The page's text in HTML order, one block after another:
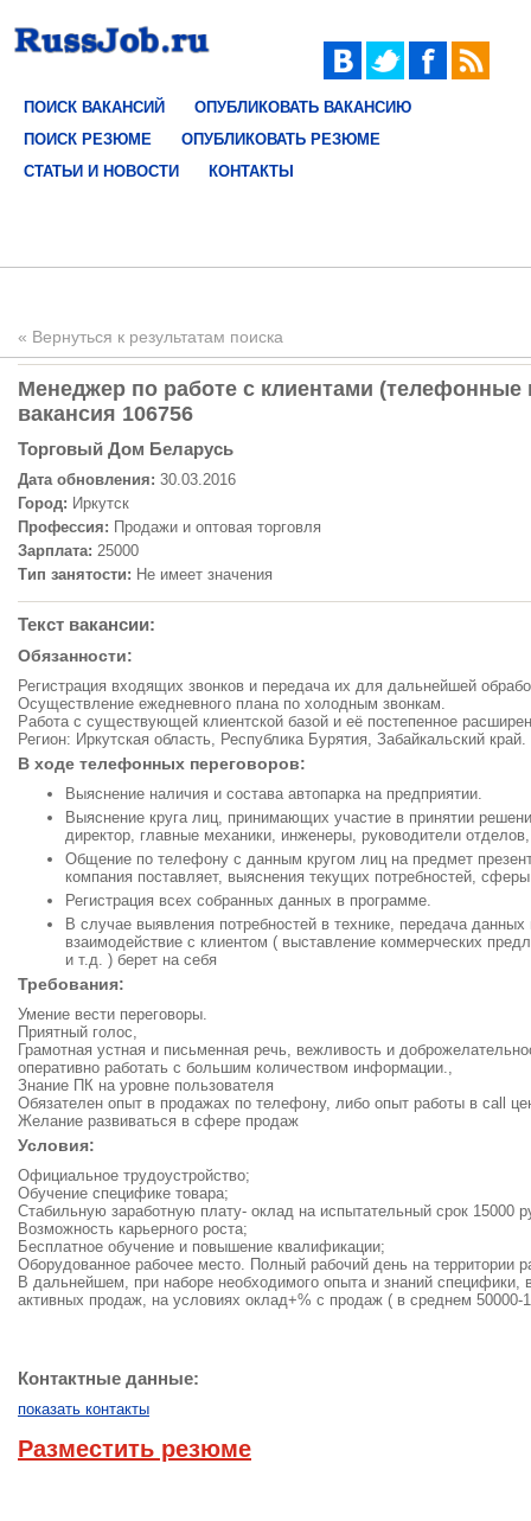
ПОИСК ВАКАНСИЙ
ОПУБЛИКОВАТЬ ВАКАНСИЮ
ПОИСК РЕЗЮМЕ
ОПУБЛИКОВАТЬ РЕЗЮМЕ
СТАТЬИ И НОВОСТИ
КОНТАКТЫ
« Вернуться к результатам поиска
Менеджер по работе с клиентами (телефонные
вакансия 106756
Торговый Дом Беларусь
Дата обновления: 30.03.2016
Город: Иркутск
Профессия: Продажи и оптовая торговля
Зарплата: 25000
Тип занятости: Не имеет значения
Текст вакансии:
Обязанности:
Регистрация входящих звонков и передача их для дальнейшей
Осуществление ежедневного плана по холодным звонкам.
Работа с существующей клиентской базой и её постепенное
Регион: Иркутская область, Республика Бурятия, Забайкальский край.
В ходе телефонных переговоров:
Выяснение наличия и состава автопарка на предприятии.
Выяснение круга лиц, принимающих участие в принятии
директор, главные механики, инженеры, руководители
Общение по телефону с данным кругом лиц на предмет
компания поставляет, выяснения текущих потребностей,
Регистрация всех собранных данных в программе.
В случае выявления потребностей в технике, передача
взаимодействие с клиентом ( выставление коммерческих
и т.д. ) берет на себя
Требования:
Умение вести переговоры.
Приятный голос,
Грамотная устная и письменная речь, вежливость и
оперативно работать с большим количеством информации.,
Знание ПК на уровне пользователя
Обязателен опыт в продажах по телефону, либо опыт работы в call
Желание развиваться в сфере продаж
Условия:
Официальное трудоустройство;
Обучение специфике товара;
Стабильную заработную плату- оклад на испытательный срок 15000
Возможность карьерного роста;
Бесплатное обучение и повышение квалификации;
Оборудованное рабочее место. Полный рабочий день на территории
В дальнейшем, при наборе необходимого опыта и знаний
активных продаж, на условиях оклад+% с продаж ( в среднем 50000-
Контактные данные:
показать контакты
Разместить резюме